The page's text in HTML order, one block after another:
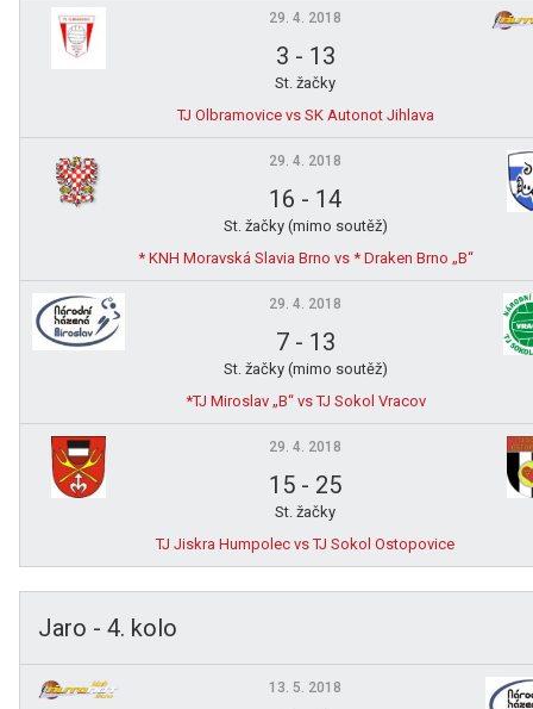
29. 4. 2018
3 - 13
St. žačky
TJ Olbramovice vs SK Autonot Jihlava
29. 4. 2018
16 - 14
St. žačky (mimo soutěž)
* KNH Moravská Slavia Brno vs * Draken Brno „B“
29. 4. 2018
7- 13
St. žačky (mimo soutěž)
*TJ Miroslav „B“ vs TJ Sokol Vracov
29. 4. 2018
15 - 25
St. žačky
TJ Jiskra Humpolec vs TJ Sokol Ostopovice
Jaro - 4. kolo
13. 5. 2018